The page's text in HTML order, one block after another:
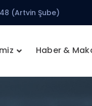
48 (Artvin Şube)
Haber &